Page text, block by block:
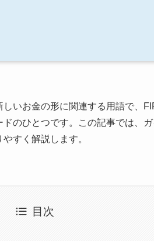
いお金の形に関連する用語で、
のひとつです。この記事では、
すく解説します。
目次